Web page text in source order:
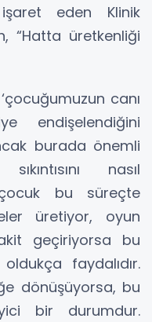
eden Klinik
“Hatta üretkenliği
canı
endişelendiğini
burada önemli
nasıl
bu süreçte
üretiyor, oyun
geçiriyorsa bu
faydalıdır.
dönüşüyorsa, bu
bir durumdur.